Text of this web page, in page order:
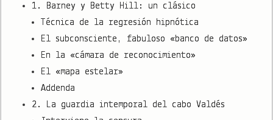
1. Barney y Betty Hill: un clásico
Técnica de la regresión hipnótica
El subconsciente, fabuloso «banco de datos»
En la «cámara de reconocimiento»
El «mapa estelar»
Addenda
2. La guardia intemporal del cabo Valdés